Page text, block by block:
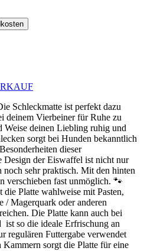
Schleckmatte ist perfekt dazu
deinem Vierbeiner für Ruhe zu
Weise deinen Liebling ruhig und
sorgt bei Hunden bekanntlich
dieser
Design der Eiswaffel ist nicht nur
noch sehr praktisch. Mit den hinten
verschieben fast unmöglich. 🐾
Platte wahlweise mit Pasten,
/ Magerquark oder anderen
Die Platte kann auch bei
so die ideale Erfrischung an
regulären Futtergabe verwendet
sorgt die Platte für eine